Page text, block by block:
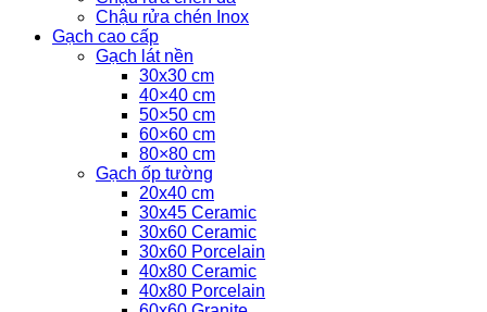
Chậu rửa chén Inox
Gạch cao cấp
Gạch lát nền
30x30 cm
40×40 cm
50×50 cm
60×60 cm
80×80 cm
Gạch ốp tường
20x40 cm
30x45 Ceramic
30x60 Ceramic
30x60 Porcelain
40x80 Ceramic
40x80 Porcelain